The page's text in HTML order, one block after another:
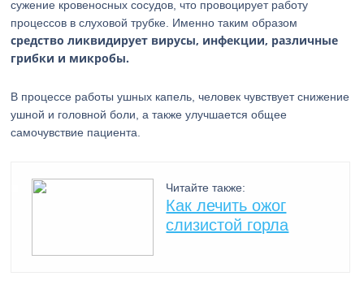
сужение кровеносных сосудов, что провоцирует работу
процессов в слуховой трубке. Именно таким образом
средство ликвидирует вирусы, инфекции, различные
грибки и микробы.
В процессе работы ушных капель, человек чувствует снижение
ушной и головной боли, а также улучшается общее
самочувствие пациента.
Читайте также:
Как лечить ожог
слизистой горла